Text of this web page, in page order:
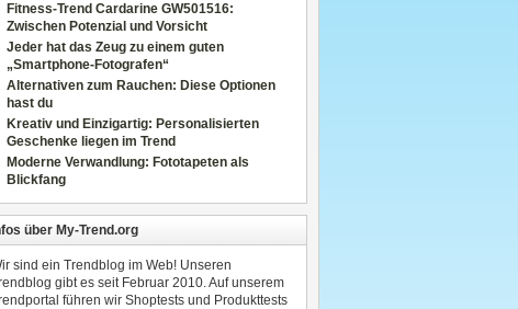
Fitness-Trend Cardarine GW501516:
Zwischen Potenzial und Vorsicht
Jeder hat das Zeug zu einem guten
„Smartphone-Fotografen“
Alternativen zum Rauchen: Diese Optionen
hast du
Kreativ und Einzigartig: Personalisierten
Geschenke liegen im Trend
Moderne Verwandlung: Fototapeten als
Blickfang
über My-Trend.org
sind ein Trendblog im Web! Unseren
gibt es seit Februar 2010. Auf unserem
führen wir Shoptests und Produkttests